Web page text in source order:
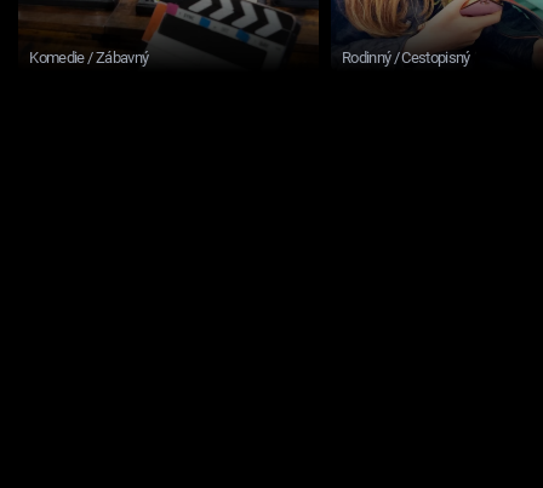
Komedie / Zábavný Rodinný / Cestopisný